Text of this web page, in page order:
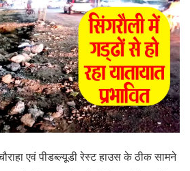
एवं पीडब्ल्यूडी रेस्ट हाउस के ठीक सामने